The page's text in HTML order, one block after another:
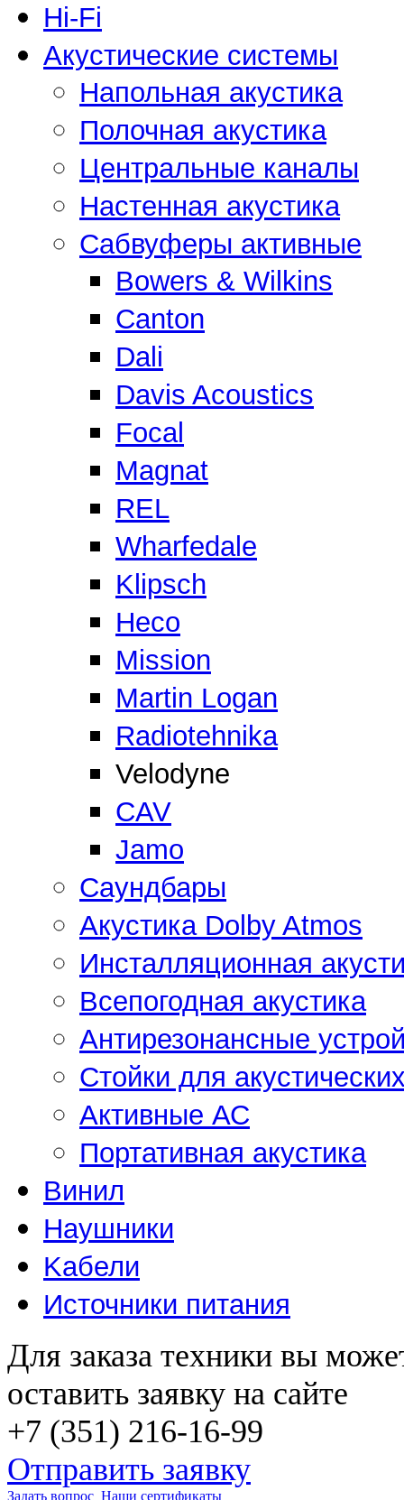
Hi-Fi
Акустические системы
Напольная акустика
Полочная акустика
Центральные каналы
Настенная акустика
Сабвуферы активные
Bowers & Wilkins
Canton
Dali
Davis Acoustics
Focal
Magnat
REL
Wharfedale
Klipsch
Heco
Mission
Martin Logan
Radiotehnika
Velodyne
CAV
Jamo
Саундбары
Акустика Dolby Atmos
Инсталляционная
Всепогодная акустика
Антирезонансные
Стойки для
Активные АС
Портативная акустика
Винил
Наушники
Kабели
Источники питания
Для заказа техники вы
оставить заявку на сайте
+7 (351) 216-16-99
Отправить заявку
Задать вопрос Наши сертификаты